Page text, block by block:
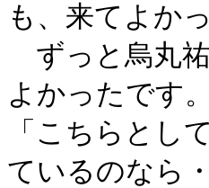
も、来てよか
ずっと烏丸
よかったです。
「こちらとし
ているのなら・